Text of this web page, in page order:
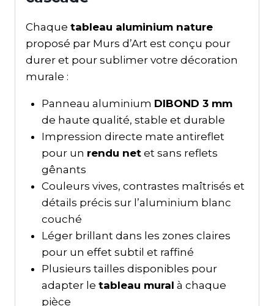
Chaque tableau aluminium nature
proposé par Murs d’Art est conçu pour
durer et pour sublimer votre décoration
murale :
Panneau aluminium DIBOND 3 mm
de haute qualité, stable et durable
Impression directe mate antireflet
pour un rendu netet sans reflets
gênants
Couleurs vives, contrastes maîtrisés et
détails précis sur l’aluminium blanc
couché
Léger brillant dans les zones claires
pour un effet subtil et raffiné
Plusieurs tailles disponibles pour
adapter le tableau mural à chaque
pièce